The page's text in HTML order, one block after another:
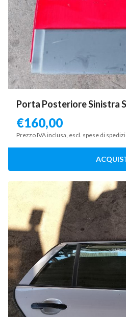
Porta Posteriore Sinistra
€160,00
Prezzo IVA inclusa, escl. spese di